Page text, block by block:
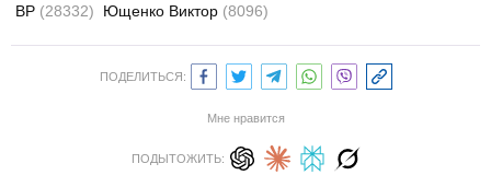
ВР (28332) Ющенко Виктор (8096)
ПОДЕЛИТЬСЯ:
Мне нравится
ПОДЫТОЖИТЬ: